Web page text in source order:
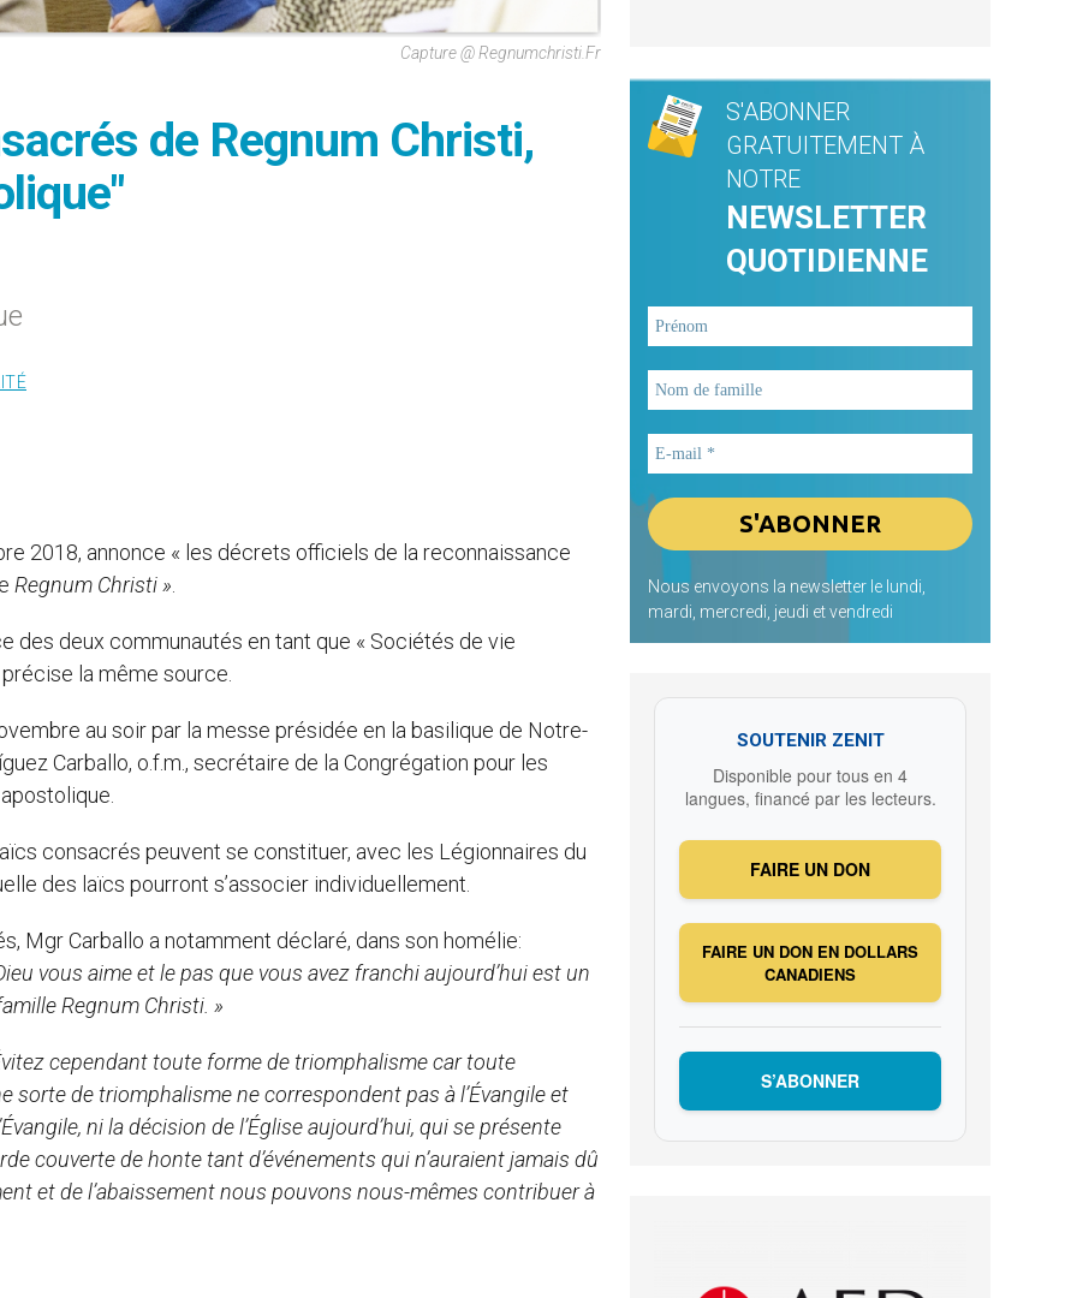
Capture @ Regnumchristi.fr
de Regnum Christi,
2018, annonce « les décrets officiels de la reconnaissance
Regnum Christi ».
des deux communautés en tant que « Sociétés de vie
la même source.
au soir par la messe présidée en la basilique de Notre-
Carballo, o.f.m., secrétaire de la Congrégation pour les
consacrés peuvent se constituer, avec les Légionnaires du
des laïcs pourront s’associer individuellement.
Mgr Carballo a notamment déclaré, dans son homélie:
vous aime et le pas que vous avez franchi aujourd’hui est un
Regnum Christi. »
cependant toute forme de triomphalisme car toute
de triomphalisme ne correspondent pas à l’Évangile et
ni la décision de l’Église aujourd’hui, qui se présente
couverte de honte tant d’événements qui n’auraient jamais dû
et de l’abaissement nous pouvons nous-mêmes contribuer à
S'ABONNER
GRATUITEMENT À
NOTRE
NEWSLETTER
QUOTIDIENNE
Nous envoyons la newsletter le lundi,
mardi, mercredi, jeudi et vendredi
SOUTENIR ZENIT
Disponible pour tous en 4
langues, financé par les lecteurs.
FAIRE UN DON
FAIRE UN DON EN DOLLARS
CANADIENS
S’ABONNER